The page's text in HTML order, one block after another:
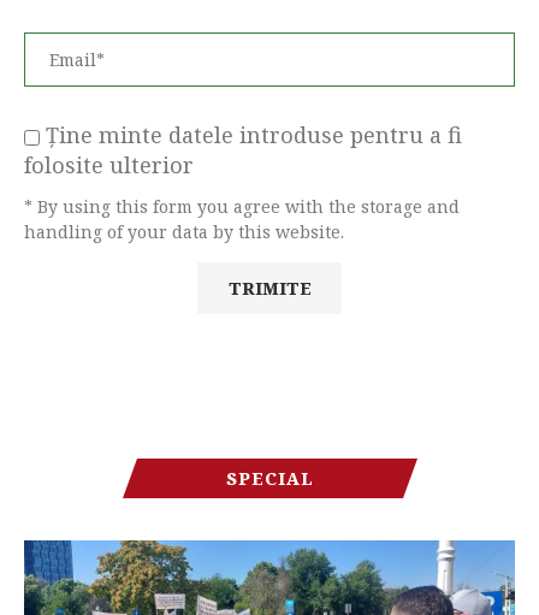
Ține minte datele introduse pentru a fi
folosite ulterior
* By using this form you agree with the storage and
handling of your data by this website.
SPECIAL